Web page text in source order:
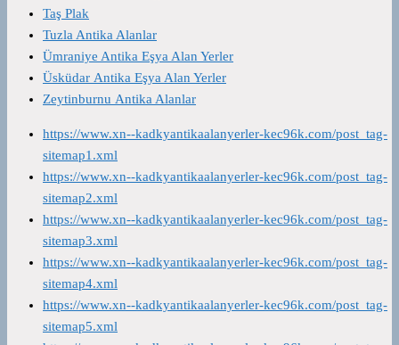
Taş Plak
Tuzla Antika Alanlar
Ümraniye Antika Eşya Alan Yerler
Üsküdar Antika Eşya Alan Yerler
Zeytinburnu Antika Alanlar
https://www.xn--kadkyantikaalanyerler-kec96k.com/post_tag-
sitemap1.xml
https://www.xn--kadkyantikaalanyerler-kec96k.com/post_tag-
sitemap2.xml
https://www.xn--kadkyantikaalanyerler-kec96k.com/post_tag-
sitemap3.xml
https://www.xn--kadkyantikaalanyerler-kec96k.com/post_tag-
sitemap4.xml
https://www.xn--kadkyantikaalanyerler-kec96k.com/post_tag-
sitemap5.xml